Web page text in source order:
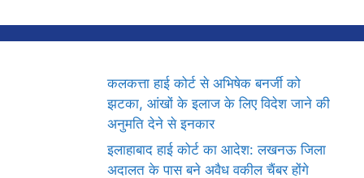
कलकत्ता हाई कोर्ट से अभिषेक बनर्जी को
झटका, आंखों के इलाज के लिए विदेश जाने की
अनुमति देने से इनकार
इलाहाबाद हाई कोर्ट का आदेश: लखनऊ जिला
अदालत के पास बने अवैध वकील चैंबर होंगे